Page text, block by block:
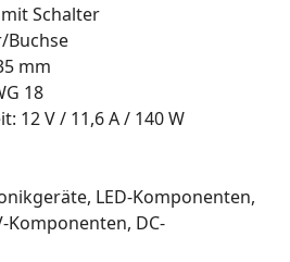
Schalter
Buchse
mm
18
12 V / 11,6 A / 140 W
LED-Komponenten,
Komponenten, DC-